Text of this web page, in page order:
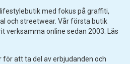
med fokus på graffiti,
och streetwear. Vår första butik
verksamma online sedan 2003. Läs
för att ta del av erbjudanden och